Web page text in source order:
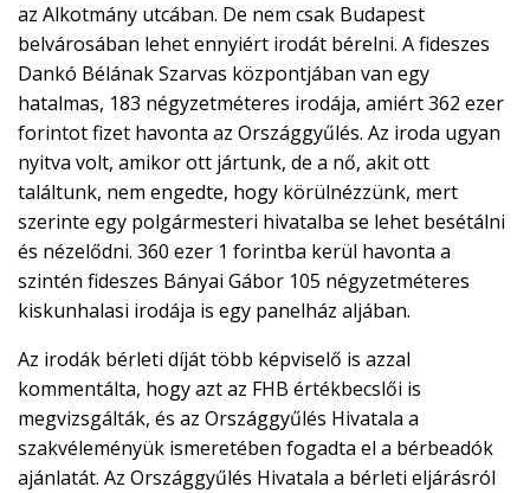
az Alkotmány utcában. De nem csak Budapest
belvárosában lehet ennyiért irodát bérelni. A fideszes
Dankó Bélának Szarvas központjában van egy
hatalmas, 183 négyzetméteres irodája, amiért 362 ezer
forintot fizet havonta az Országgyűlés. Az iroda ugyan
nyitva volt, amikor ott jártunk, de a nő, akit ott
találtunk, nem engedte, hogy körülnézzünk, mert
szerinte egy polgármesteri hivatalba se lehet besétálni
és nézelődni. 360 ezer 1 forintba kerül havonta a
szintén fideszes Bányai Gábor 105 négyzetméteres
kiskunhalasi irodája is egy panelház aljában.
Az irodák bérleti díját több képviselő is azzal
kommentálta, hogy azt az FHB értékbecslői is
megvizsgálták, és az Országgyűlés Hivatala a
szakvéleményük ismeretében fogadta el a bérbeadók
ajánlatát. Az Országgyűlés Hivatala a bérleti eljárásról